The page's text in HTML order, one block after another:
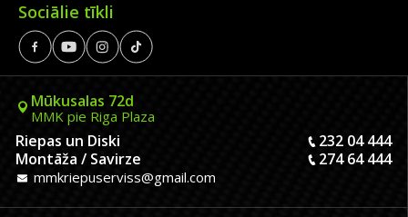
Sociālie tīkli
Mūkusalas 72d
MMK pie Riga Plaza
Riepas un Diski
232 04 444
Montāža / Savirze
274 64 444
mmkriepuserviss@gmail.com